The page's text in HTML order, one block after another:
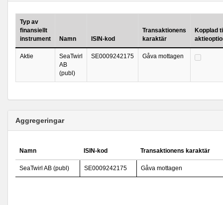
Typ av
finansiellt
instrument
Namn ISIN-kod
Transaktionens
karaktär
Kopplad
Aktie
SeaTwirl
AB
(publ)
SE0009242175 Gåva mottagen
Aggregeringar
Namn ISIN-kod Transaktionens karaktär
SeaTwirl AB (publ) SE0009242175 Gåva mottagen